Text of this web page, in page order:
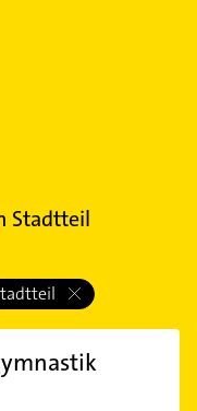
Stadtteil